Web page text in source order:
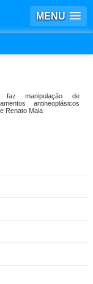
MENU
faz manipulação de
antineoplásicos
Renato Maia